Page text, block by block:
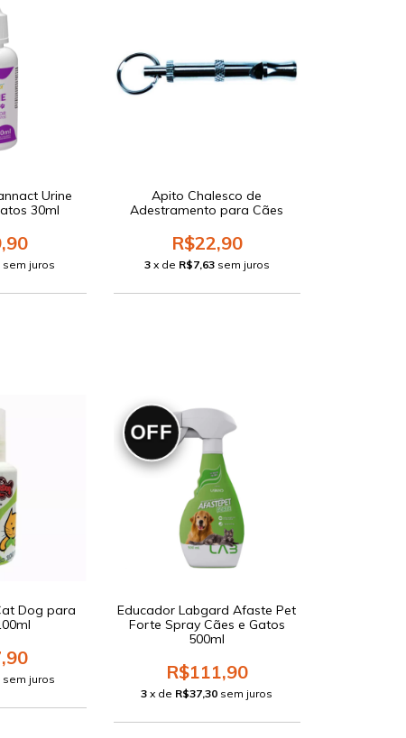
Urine
30ml
sem juros
Apito Chalesco de
Adestramento para Cães
R$22,90
3 x de R$7,63 sem juros
Dog para
sem juros
OFF
Educador Labgard Afaste Pet
Forte Spray Cães e Gatos
500ml
R$111,90
3 x de R$37,30 sem juros